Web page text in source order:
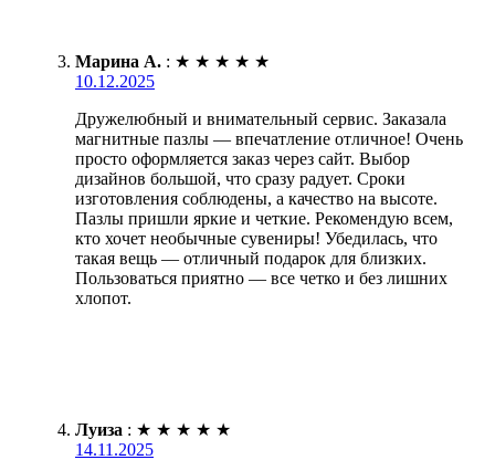
Марина А. : ★ ★ ★ ★ ★
10.12.2025
Дружелюбный и внимательный сервис. Заказала
магнитные пазлы — впечатление отличное! Очень
просто оформляется заказ через сайт. Выбор
дизайнов большой, что сразу радует. Сроки
изготовления соблюдены, а качество на высоте.
Пазлы пришли яркие и четкие. Рекомендую всем,
кто хочет необычные сувениры! Убедилась, что
такая вещь — отличный подарок для близких.
Пользоваться приятно — все четко и без лишних
хлопот.
Луиза : ★ ★ ★ ★ ★
14.11.2025